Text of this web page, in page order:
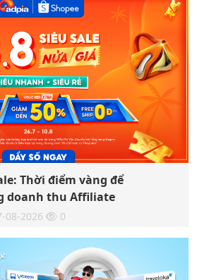
Thời điểm vàng để
doanh thu Affiliate
08-2026 0